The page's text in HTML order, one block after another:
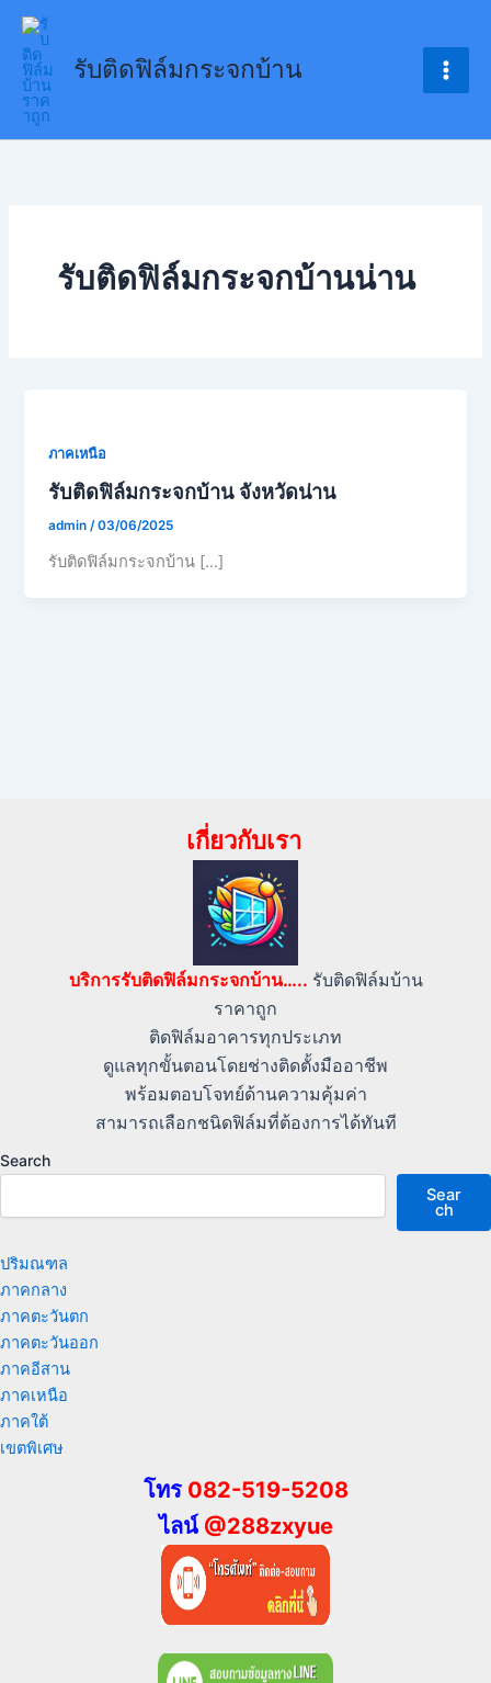
Skip
content
รับติดฟิล์มกระจกบ้าน
รับติดฟิล์มกระจกบ้านน่าน
ภาคเหนือ
รับติดฟิล์มกระจกบ้าน จังหวัดน่าน
admin /03/06/2025
รับติดฟิล์มกระจกบ้าน […]
เกี่ยวกับเรา
บริการรับติดฟิล์มกระจกบ้าน….. รับติดฟิล์มบ้าน
ราคาถูก
ติดฟิล์มอาคารทุกประเภท
ดูแลทุกขั้นตอนโดยช่างติดตั้งมืออาชีพ
พร้อมตอบโจทย์ด้านความคุ้มค่า
สามารถเลือกชนิดฟิล์มที่ต้องการได้ทันที
Search
Sear
ch
ปริมณฑล
ภาคกลาง
ภาคตะวันตก
ภาคตะวันออก
ภาคอีสาน
ภาคเหนือ
ภาคใต้
เขตพิเศษ
โทร 082-519-5208
ไลน์ @288zxyue